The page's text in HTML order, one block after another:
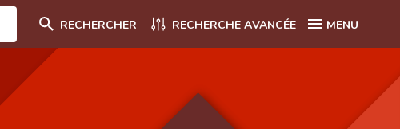
RECHERCHER RECHERCHE AVANCÉE MENU